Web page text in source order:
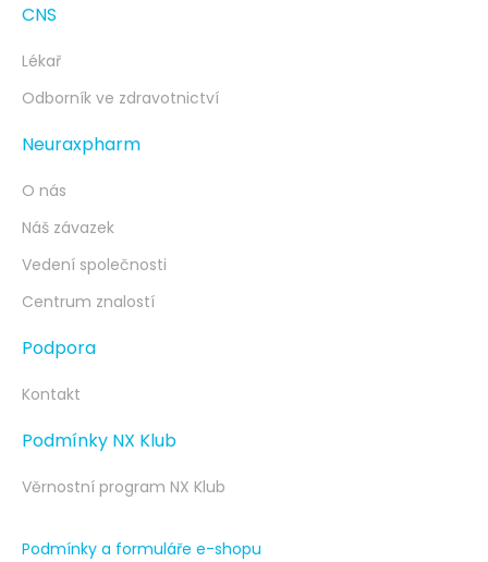
CNS
Lékař
Odborník ve zdravotnictví
Neuraxpharm
O nás
Náš závazek
Vedení společnosti
Centrum znalostí
Podpora
Kontakt
Podmínky NX Klub
Věrnostní program NX Klub
Podmínky a formuláře e-shopu